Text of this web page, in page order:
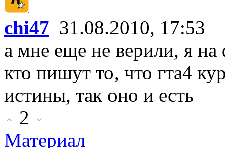
chi47 31.08.2010, 17:53
а мне еще не верили, я на
кто пишут то, что гта4
истины, так оно и есть
2
Материал